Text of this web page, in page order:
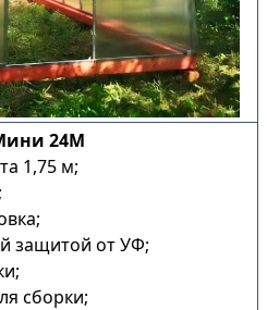
24М
1,75 м;
защитой от УФ;
сборки;